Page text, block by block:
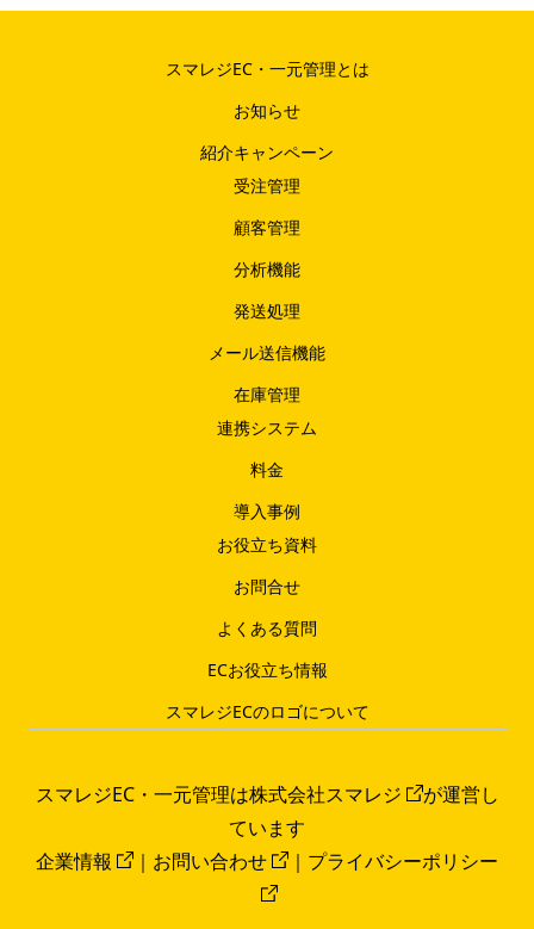
スマレジEC・一元管理とは
お知らせ
紹介キャンペーン
受注管理
顧客管理
分析機能
発送処理
メール送信機能
在庫管理
連携システム
料金
導入事例
お役立ち資料
お問合せ
よくある質問
ECお役立ち情報
スマレジECのロゴについて
スマレジEC・一元管理は株式会社スマレジ
が運営し
ています
企業情報
｜ お問い合わせ ｜ プライバシーポリシー